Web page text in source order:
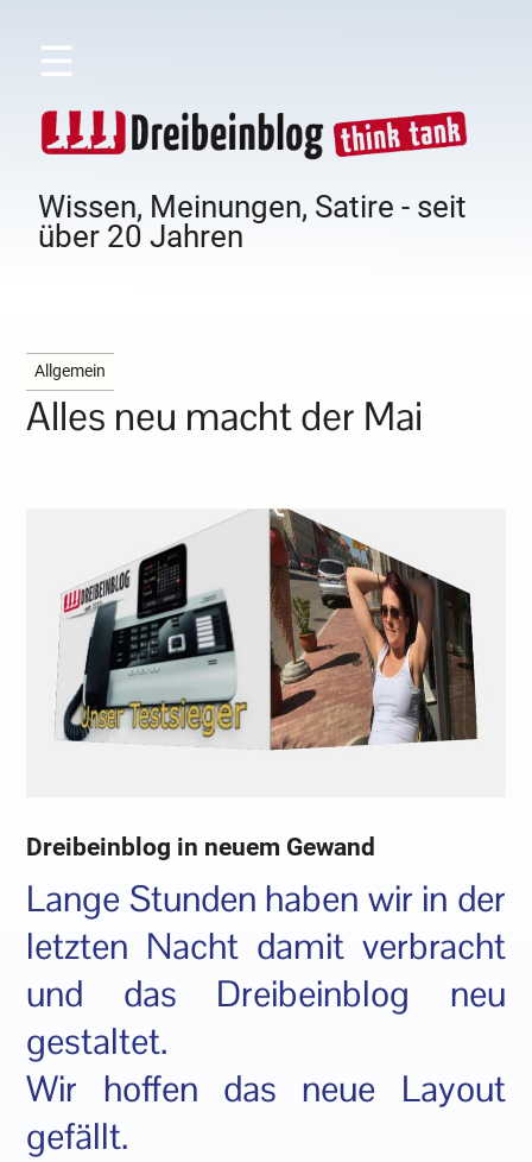
☰
Wissen, Meinungen, Satire - seit
über 20 Jahren
Allgemein
Alles neu macht der Mai
Dreibeinblog in neuem Gewand
Lange Stunden haben wir in der
letzten Nacht damit verbracht
und das Dreibeinblog neu
gestaltet.
Wir hoffen das neue Layout
gefällt.